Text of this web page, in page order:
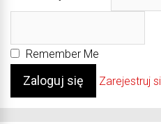
Remember Me
Zarejestruj